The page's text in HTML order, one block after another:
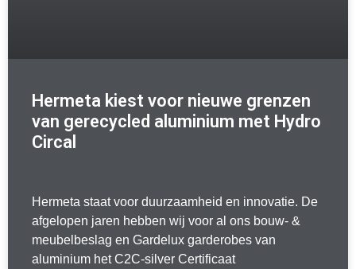
Hermeta kiest voor nieuwe grenzen
van gerecycled aluminium met Hydro
Circal
Hermeta staat voor duurzaamheid en innovatie. De
afgelopen jaren hebben wij voor al ons bouw- &
meubelbeslag en Gardelux garderobes van
aluminium het C2C-silver Certificaat